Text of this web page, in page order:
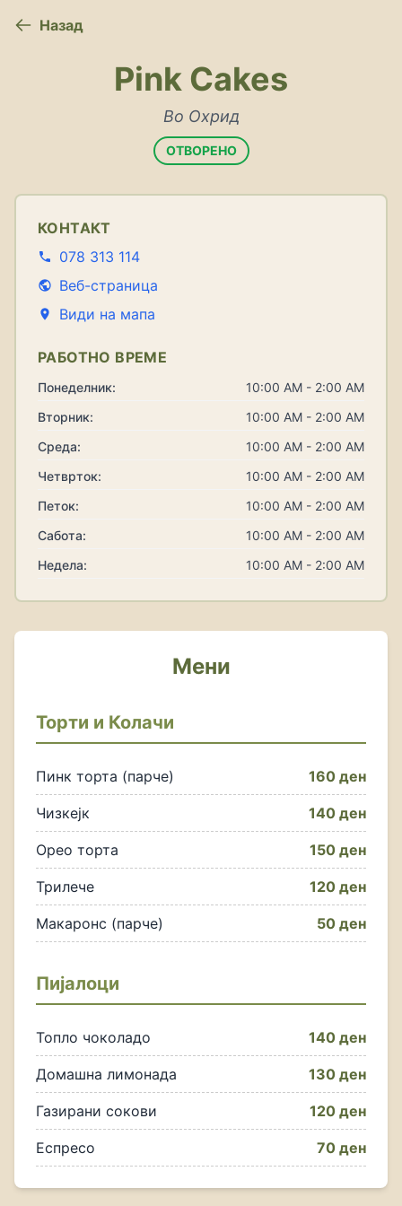
Назад
Pink Cakes
Во Охрид
ОТВОРЕНО
КОНТАКТ
078 313 114
Веб-страница
Види на мапа
РАБОТНО ВРЕМЕ
Понеделник:
10:00 AM - 2:00 AM
Вторник:
10:00 AM - 2:00 AM
Среда:
10:00 AM - 2:00 AM
Четврток:
10:00 AM - 2:00 AM
Петок:
10:00 AM - 2:00 AM
Сабота:
10:00 AM - 2:00 AM
Недела:
10:00 AM - 2:00 AM
Мени
Торти и Колачи
Пинк торта (парче) 160 ден
Чизкејк 140 ден
Орео торта 150 ден
Трилече 120 ден
Макаронс (парче) 50 ден
Пијалоци
Топло чоколадо 140 ден
Домашна лимонада 130 ден
Газирани сокови 120 ден
Еспресо 70 ден